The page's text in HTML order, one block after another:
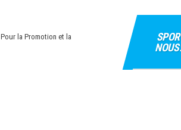
la Promotion et la